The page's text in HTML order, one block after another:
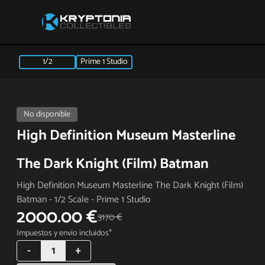
1/2 Prime 1 Studio
No disponible
High Definition Museum Masterline
The Dark Knight (Film) Batman
High Definition Museum Masterline The Dark Knight (Film)
Batman - 1/2 Scale - Prime 1 Studio
2000.00 €3170 €
Impuestos y envío incluidos*
- 1 +